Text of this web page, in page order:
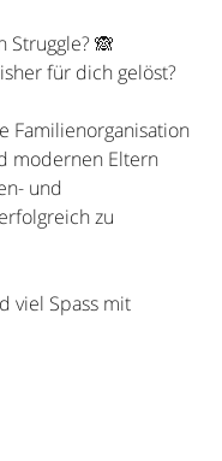
Struggle? 🙈
für dich gelöst?
Familienorganisation
modernen Eltern
und
zu
viel Spass mit